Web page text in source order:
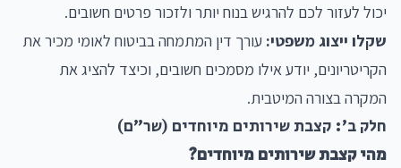
יכול לעזור לכם להרגיש בנוח יותר ולזכור פרטים חשובים.
שקלו ייצוג משפטי: עורך דין המתמחה בביטוח לאומי מכיר את
הקריטריונים, יודע אילו מסמכים חשובים, וכיצד להציג את
המקרה בצורה המיטבית.
חלק ב': קצבת שירותים מיוחדים (שר"ם)
מהי קצבת שירותים מיוחדים?